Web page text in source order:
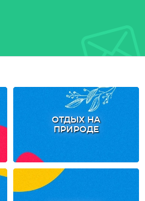
ОТДЫХ НА
ПРИРОДЕ